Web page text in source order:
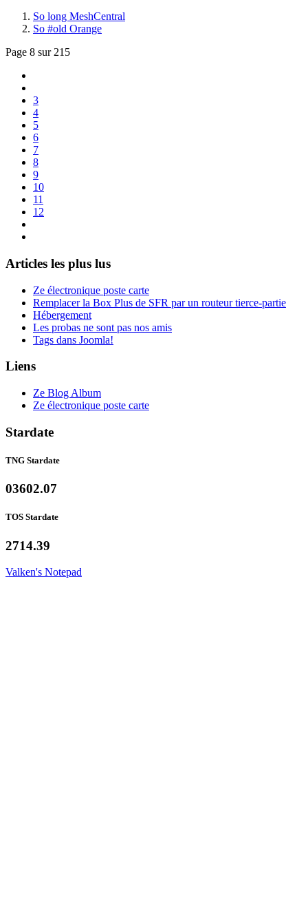
So long MeshCentral
So #old Orange
Page 8 sur 215
3
4
5
6
7
8
9
10
11
12
Articles les plus lus
Ze électronique poste carte
Remplacer la Box Plus de SFR par un routeur tierce-partie
Hébergement
Les probas ne sont pas nos amis
Tags dans Joomla!
Liens
Ze Blog Album
Ze électronique poste carte
Stardate
TNG Stardate
03602.07
TOS Stardate
2714.39
Valken's Notepad